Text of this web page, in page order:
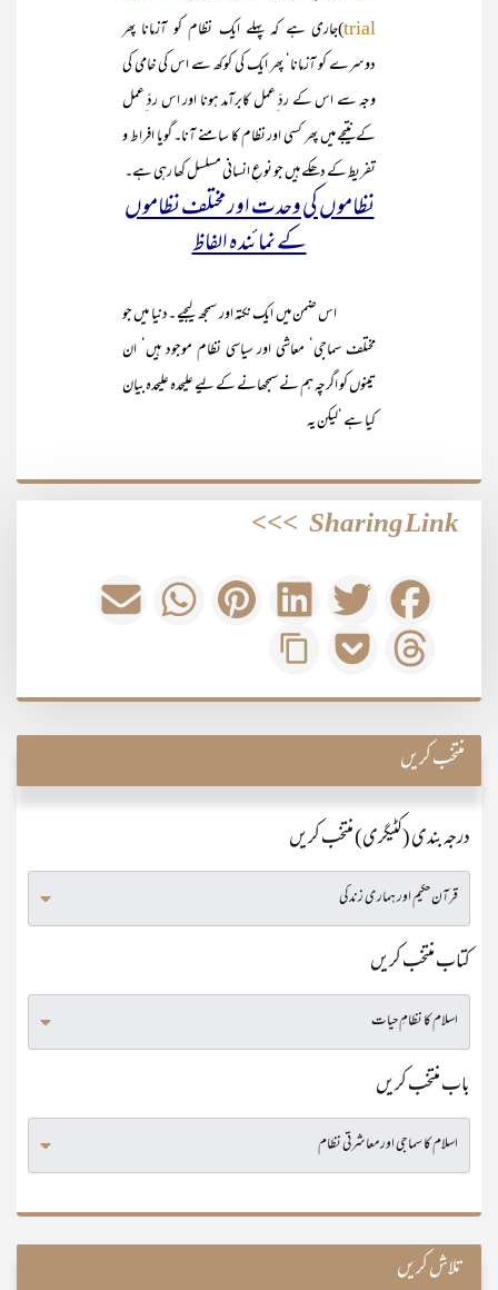
trial)جاری ہے کہ پہلے ایک نظام کو آزمانا پھر
دوسرے کو آزمانا‘ پھر ایک کی کوکھ سے اس کی خامی کی
وجہ سے اس کے ردّ ِعمل کابرآمد ہونا اور اس ردّ ِعمل
کے نتیجے میں پھر کسی اور نظام کا سامنے آنا۔ گویا افراط و
تفریط کے دھکے ہیں جو نوعِ انسانی مسلسل کھا رہی ہے۔
نظاموں کی وحدت اور مختلف نظاموں
کے نمائندہ الفاظ
اس ضمن میں ایک نکتہ اور سمجھ لیجیے ۔دنیا میں جو
مختلف سماجی‘ معاشی اور سیاسی نظام موجود ہیں‘ ان
تینوں کو اگرچہ ہم نے سمجھانے کے لیے علیحدہ علیحدہ بیان
کیا ہے ‘لیکن یہ
Sharing Link
>>>
منتخب کریں
درجہ بندی (کٹیگری) منتخب کریں
کتاب منتخب کریں
باب منتخب کریں
تلاش کریں